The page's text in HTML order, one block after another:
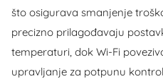
što osigurava smanjenje
precizno prilagođavaju
temperaturi, dok Wi-Fi
upravljanje za potpunu